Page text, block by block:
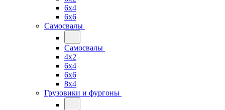
6x4
6x6
Самосвалы
Самосвалы
4x2
6x4
6x6
8x4
Грузовики и фургоны